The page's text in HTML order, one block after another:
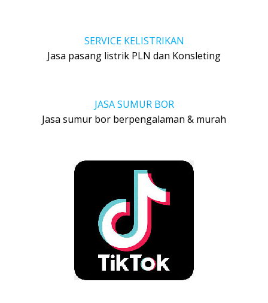
SERVICE KELISTRIKAN
Jasa pasang listrik PLN dan Konsleting
JASA SUMUR BOR
Jasa sumur bor berpengalaman & murah